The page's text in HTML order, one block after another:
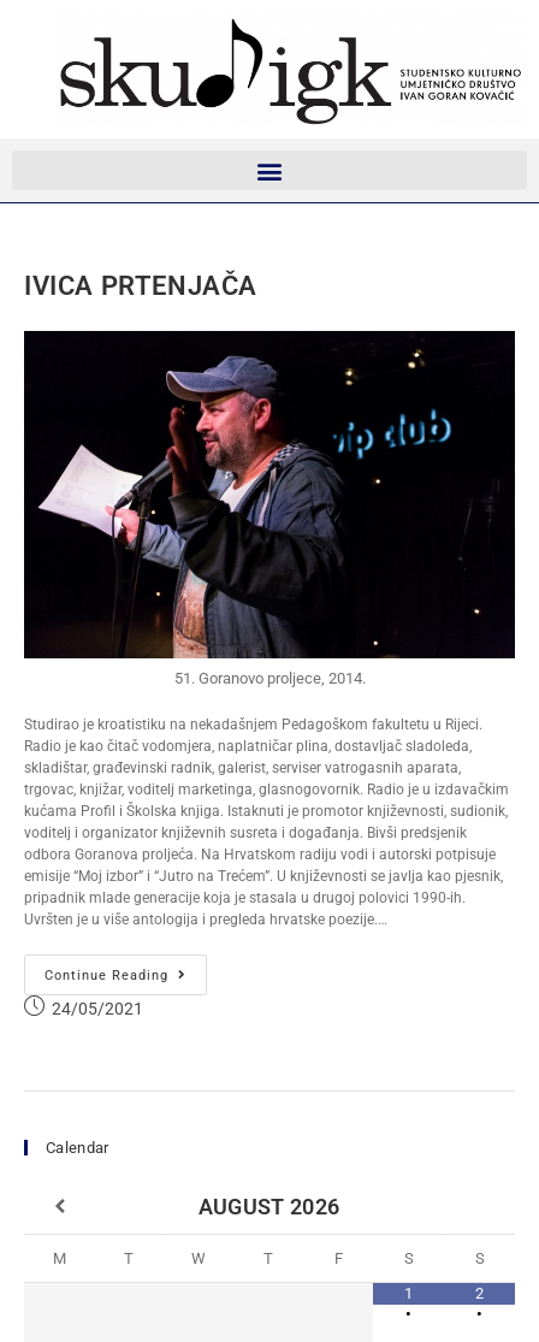
IVICA PRTENJAČA
51. Goranovo proljece, 2014.
Studirao je kroatistiku na nekadašnjem Pedagoškom fakultetu u Rijeci.
Radio je kao čitač vodomjera, naplatničar plina, dostavljač sladoleda,
skladištar, građevinski radnik, galerist, serviser vatrogasnih aparata,
trgovac, knjižar, voditelj marketinga, glasnogovornik. Radio je u izdavačkim
kućama Profil i Školska knjiga. Istaknuti je promotor književnosti, sudionik,
voditelj i organizator književnih susreta i događanja. Bivši predsjenik
odbora Goranova proljeća. Na Hrvatskom radiju vodi i autorski potpisuje
emisije “Moj izbor” i “Jutro na Trećem”. U književnosti se javlja kao pjesnik,
pripadnik mlade generacije koja je stasala u drugoj polovici 1990-ih.
Uvršten je u više antologija i pregleda hrvatske poezije.…
Continue Reading
24/05/2021
Calendar
AUGUST 2026
M T W T F S
S
1
•
2
•